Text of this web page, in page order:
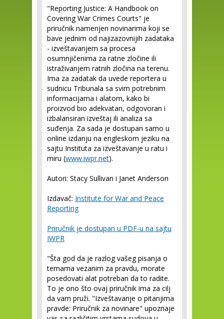
"Reporting Justice: A Handbook on
Covering War Crimes Courts" je
priručnik namenjen novinarima koji se
bave jednim od najizazovnijih zadataka
- izveštavanjem sa procesa
osumnjičenima za ratne zločine ili
istraživanjem ratnih zločina na terenu.
Ima za zadatak da uvede reportera u
sudnicu Tribunala sa svim potrebnim
informacijama i alatom, kako bi
proizvod bio adekvatan, odgovoran i
izbalansiran izveštaj ili analiza sa
suđenja. Za sada je dostupan samo u
online izdanju na engleskom jeziku na
sajtu Instituta za izveštavanje u ratu i
miru (www.iwpr.net).
Autori: Stacy Sullivan i Janet Anderson
Izdavač: Institute for War and Peace
Reporting
Priručnik je dostupan u PDF-u na sajtu
IWPR
"Šta god da je razlog vašeg pisanja o
temama vezanim za pravdu, morate
posedovati alat potreban da to radite.
To je ono što ovaj priručnik ima za cilj
da vam pruži. "Izveštavanje o pitanjima
pravde: Priručnik za novinare" upoznaje